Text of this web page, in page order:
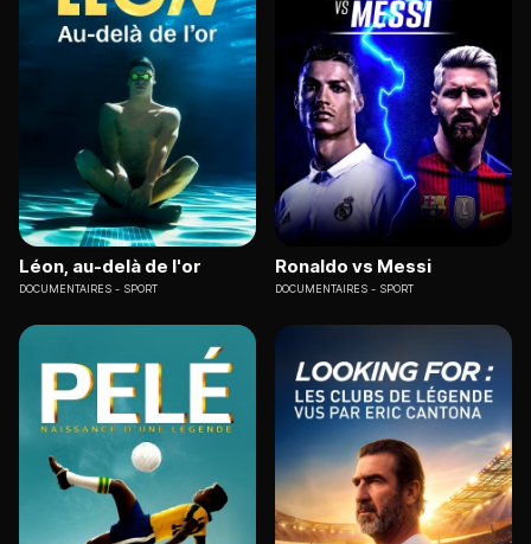
Léon, au-delà de l'or
DOCUMENTAIRES SPORT
Ronaldo vs Messi
DOCUMENTAIRES SPORT